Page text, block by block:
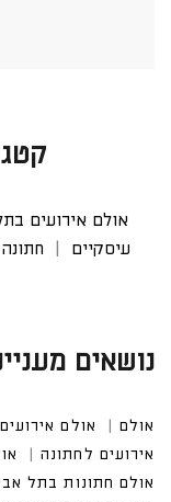
אולם אירועים
עיסקיים
נושאים
אולם אולם אירועים
רועים לחתונה
אולם חתונות בתל אביב